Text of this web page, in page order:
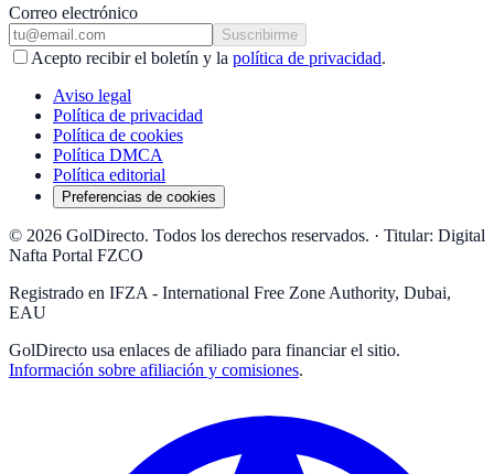
Correo electrónico
Suscribirme
Acepto recibir el boletín y la política de privacidad.
Aviso legal
Política de privacidad
Política de cookies
Política DMCA
Política editorial
Preferencias de cookies
© 2026 GolDirecto. Todos los derechos reservados. · Titular: Digital
Nafta Portal FZCO
Registrado en IFZA - International Free Zone Authority, Dubai,
EAU
GolDirecto usa enlaces de afiliado para financiar el sitio.
Información sobre afiliación y comisiones.